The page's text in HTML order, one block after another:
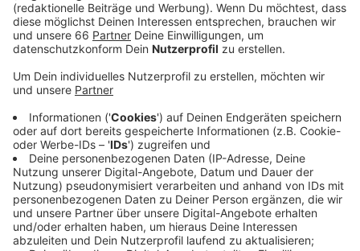
gerade gemeldet. Bei Bauarbeiten wurde die 10-
Zentner-Fliegerbombe in Lohausen gefunden.
Während der Entschärfung musste die Danziger
Straße zwischen Niederrheinstraße und Nordstern
gesperrt werden, außerdem konnte die U79 zwischen
„Freiligrathplatz“ und „Wittlaer“ nicht fahren. Auch
wenn die Sperrungen jetzt aufgehoben werden, kann